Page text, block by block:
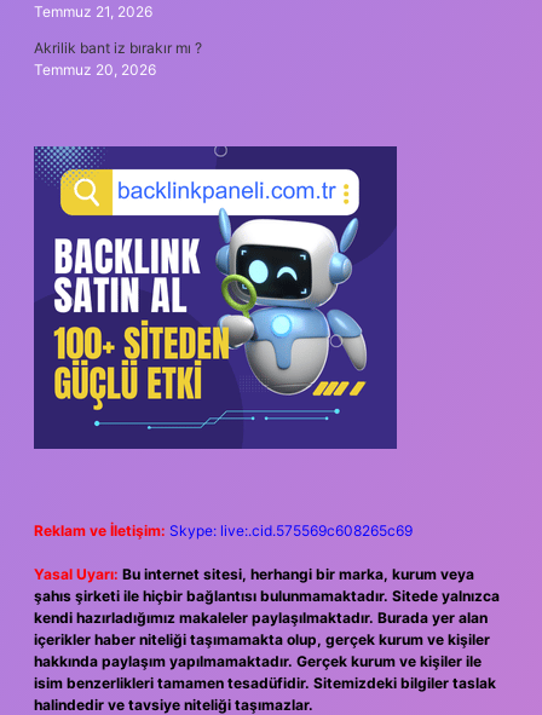
Temmuz 21, 2026
Akrilik bant iz bırakır mı ?
Temmuz 20, 2026
Reklam ve İletişim: Skype: live:.cid.575569c608265c69
Yasal Uyarı: Bu internet sitesi, herhangi bir marka, kurum veya
şahıs şirketi ile hiçbir bağlantısı bulunmamaktadır. Sitede yalnızca
kendi hazırladığımız makaleler paylaşılmaktadır. Burada yer alan
içerikler haber niteliği taşımamakta olup, gerçek kurum ve kişiler
hakkında paylaşım yapılmamaktadır. Gerçek kurum ve kişiler ile
isim benzerlikleri tamamen tesadüfidir. Sitemizdeki bilgiler taslak
halindedir ve tavsiye niteliği taşımazlar.